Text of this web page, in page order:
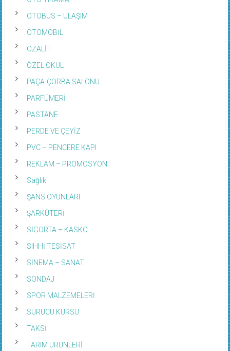
OTOBÜS – ULAŞIM
OTOMOBİL
OZALİT
ÖZEL OKUL
PAÇA-ÇORBA SALONU
PARFÜMERİ
PASTANE
PERDE VE ÇEYİZ
PVC – PENCERE KAPI
REKLAM – PROMOSYON
Sağlık
ŞANS OYUNLARI
ŞARKÜTERİ
SİGORTA – KASKO
SIHHİ TESİSAT
SİNEMA – SANAT
SONDAJ
SPOR MALZEMELERİ
SÜRÜCÜ KURSU
TAKSİ
TARIM ÜRÜNLERİ